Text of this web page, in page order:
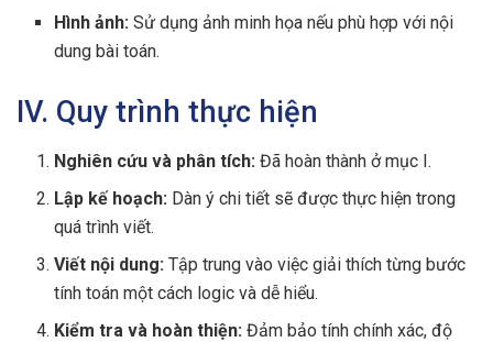
Hình ảnh: Sử dụng ảnh minh họa nếu phù hợp với nội
dung bài toán.
IV. Quy trình thực hiện
Nghiên cứu và phân tích: Đã hoàn thành ở mục I.
Lập kế hoạch: Dàn ý chi tiết sẽ được thực hiện trong
quá trình viết.
Viết nội dung: Tập trung vào việc giải thích từng bước
tính toán một cách logic và dễ hiểu.
Kiểm tra và hoàn thiện: Đảm bảo tính chính xác, độ